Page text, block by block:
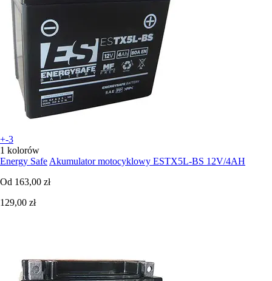
+-3
1 kolorów
Energy Safe Akumulator motocyklowy ESTX5L-BS 12V/4AH
Od 163,00 zł
129,00 zł